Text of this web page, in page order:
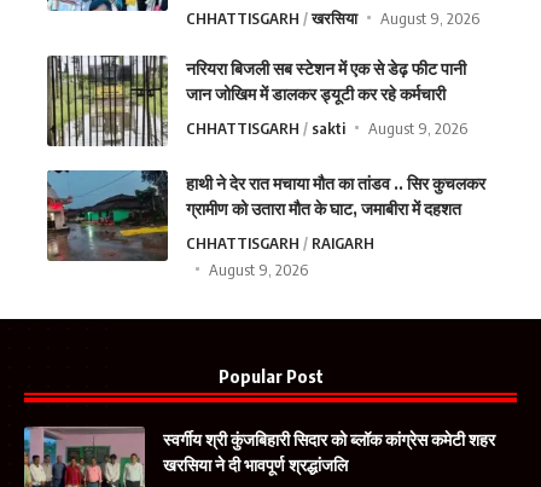
CHHATTISGARH खरसिया August 9, 2026
नरियरा बिजली सब स्टेशन में एक से डेढ़ फीट पानी
जान जोखिम में डालकर ड्यूटी कर रहे कर्मचारी
CHHATTISGARH sakti August 9, 2026
हाथी ने देर रात मचाया मौत का तांडव .. सिर कुचलकर
ग्रामीण को उतारा मौत के घाट, जमाबीरा में दहशत
CHHATTISGARH
RAIGARH
August 9, 2026
Popular Post
स्वर्गीय श्री कुंजबिहारी सिदार को ब्लॉक कांग्रेस कमेटी शहर
खरसिया ने दी भावपूर्ण श्रद्धांजलि